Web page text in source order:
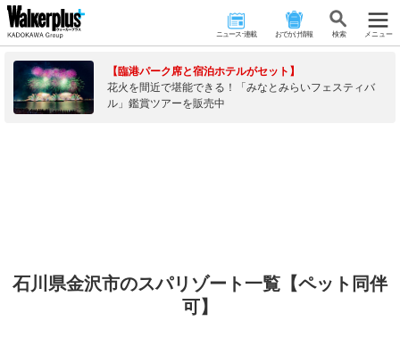
ニュース･連載 おでかけ情報 検 索 メニュー
【臨港パーク席と宿泊ホテルがセット】
花火を間近で堪能できる！「みなとみらいフェスティバ
ル」鑑賞ツアーを販売中
石川県金沢市のスパリゾート一覧【ペット同伴
可】